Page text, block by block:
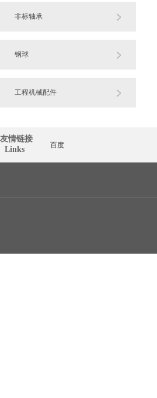
非标轴承
钢球
工程机械配件
友情链接
  Links
百度